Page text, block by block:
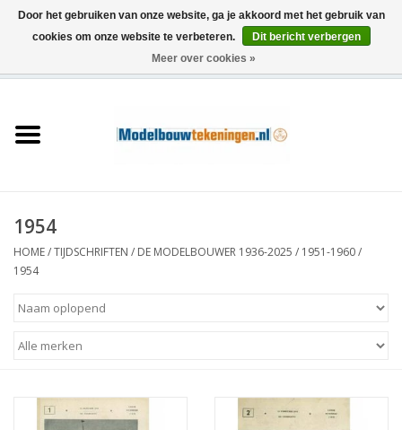
Schepen
Houtbouw
Machines
1954
HOME/TIJDSCHRIFTEN / DE MODELBOUWER 1936-2025 / 1951-1960/
1954
Door het gebruiken van onze website, ga je akkoord met het gebruik van
cookies om onze website te verbeteren.
Dit bericht verbergen
Meer over cookies »